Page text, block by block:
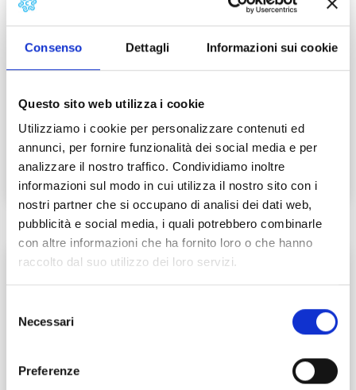
Consenso Dettagli Informazioni sui cookie
Questo sito web utilizza i cookie
Utilizziamo i cookie per personalizzare contenuti ed
annunci, per fornire funzionalità dei social media e per
analizzare il nostro traffico. Condividiamo inoltre
informazioni sul modo in cui utilizza il nostro sito con i
nostri partner che si occupano di analisi dei dati web,
pubblicità e social media, i quali potrebbero combinarle
con altre informazioni che ha fornito loro o che hanno
raccolto dal suo utilizzo dei loro servizi.
delNecessari
Preferenze
Granfondo dei Laghi della
21/07/2024
Castelnuovo di Garfagnana